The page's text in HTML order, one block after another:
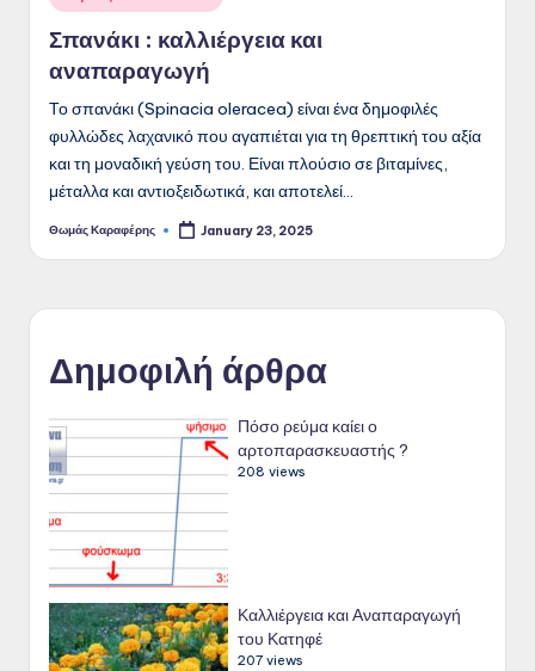
in
Σπανάκι : καλλιέργεια και
αναπαραγωγή
Το σπανάκι (Spinacia oleracea) είναι ένα δημοφιλές
φυλλώδες λαχανικό που αγαπιέται για τη θρεπτική του αξία
και τη μοναδική γεύση του. Είναι πλούσιο σε βιταμίνες,
μέταλλα και αντιοξειδωτικά, και αποτελεί…
Posted
Θωμάς Καραφέρης January 23, 2025
Δημοφιλή άρθρα
Πόσο ρεύμα καίει ο
αρτοπαρασκευαστής ?
208 views
Καλλιέργεια και Αναπαραγωγή
του Κατηφέ
207 views